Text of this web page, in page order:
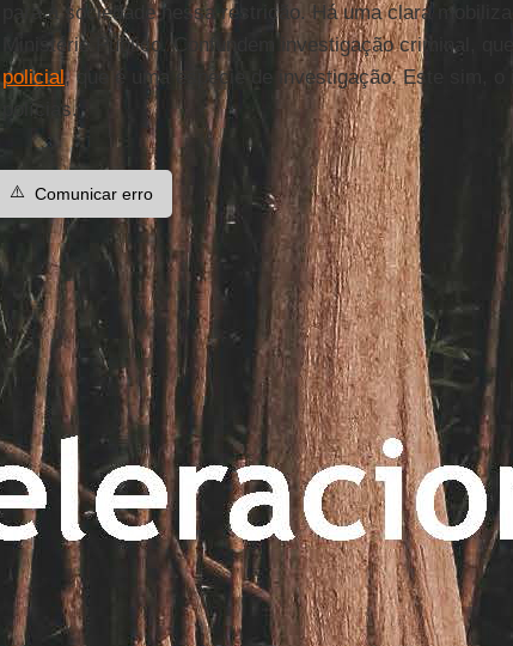
para a sociedade nessa restrição. Há uma clara
Ministério Público. Confundem investigação criminal,
policial, que é uma espécie de investigação. Este sim,
polícias.
⚠️ Comunicar erro